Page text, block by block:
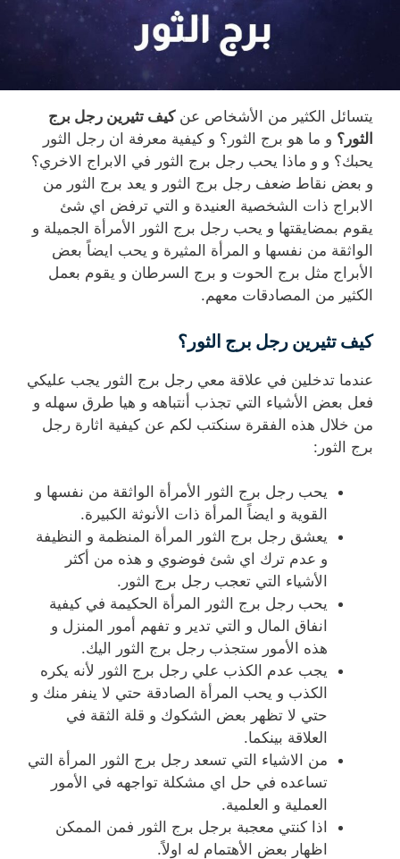
يتسائل الكثير من الأشخاص عنكيف تثيرين رجل برج
الثور؟ و ما هو برج الثور؟ و كيفية معرفة ان رجل الثور
يحبك؟ و و ماذا يحب رجل برج الثور في الابراج الاخري؟
و بعض نقاط ضعف رجل برج الثور و يعد برج الثور من
الابراج ذات الشخصية العنيدة و التي ترفض اي شئ
يقوم بمضايقتها و يحب رجل برج الثور الأمرأة الجميلة و
الواثقة من نفسها و المرأة المثيرة و يحب ايضاً بعض
الأبراج مثل برج الحوت و برج السرطان و يقوم بعمل
الكثير من المصادقات معهم.
كيف تثيرين رجل برج الثور؟
عندما تدخلين في علاقة معي رجل برج الثور يجب عليكي
فعل بعض الأشياء التي تجذب أنتباهه و هيا طرق سهله و
من خلال هذه الفقرة سنكتب لكم عن كيفية اثارة رجل
برج الثور:
يحب رجل برج الثور الأمرأة الواثقة من نفسها و
القوية و ايضاً المرأة ذات الأنوثة الكبيرة.
يعشق رجل برج الثور المرأة المنظمة و النظيفة
و عدم ترك اي شئ فوضوي و هذه من أكثر
الأشياء التي تعجب رجل برج الثور.
يحب رجل برج الثور المرأة الحكيمة في كيفية
انفاق المال و التي تدير و تفهم أمور المنزل و
هذه الأمور ستجذب رجل برج الثور اليك.
يجب عدم الكذب علي رجل برج الثور لأنه يكره
الكذب و يحب المرأة الصادقة حتي لا ينفر منك و
حتي لا تظهر بعض الشكوك و قلة الثقة في
العلاقة بينكما.
من الاشياء التي تسعد رجل برج الثور المرأة التي
تساعده في حل اي مشكلة تواجهه في الأمور
العملية و العلمية.
اذا كنتي معجبة برجل برج الثور فمن الممكن
اظهار بعض الأهتمام له اولاً.